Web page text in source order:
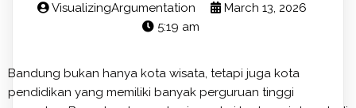
VisualizingArgumentation
March 13, 2026
5:19 am
Bandung bukan hanya kota wisata, tetapi juga kota
pendidikan yang memiliki banyak perguruan tinggi